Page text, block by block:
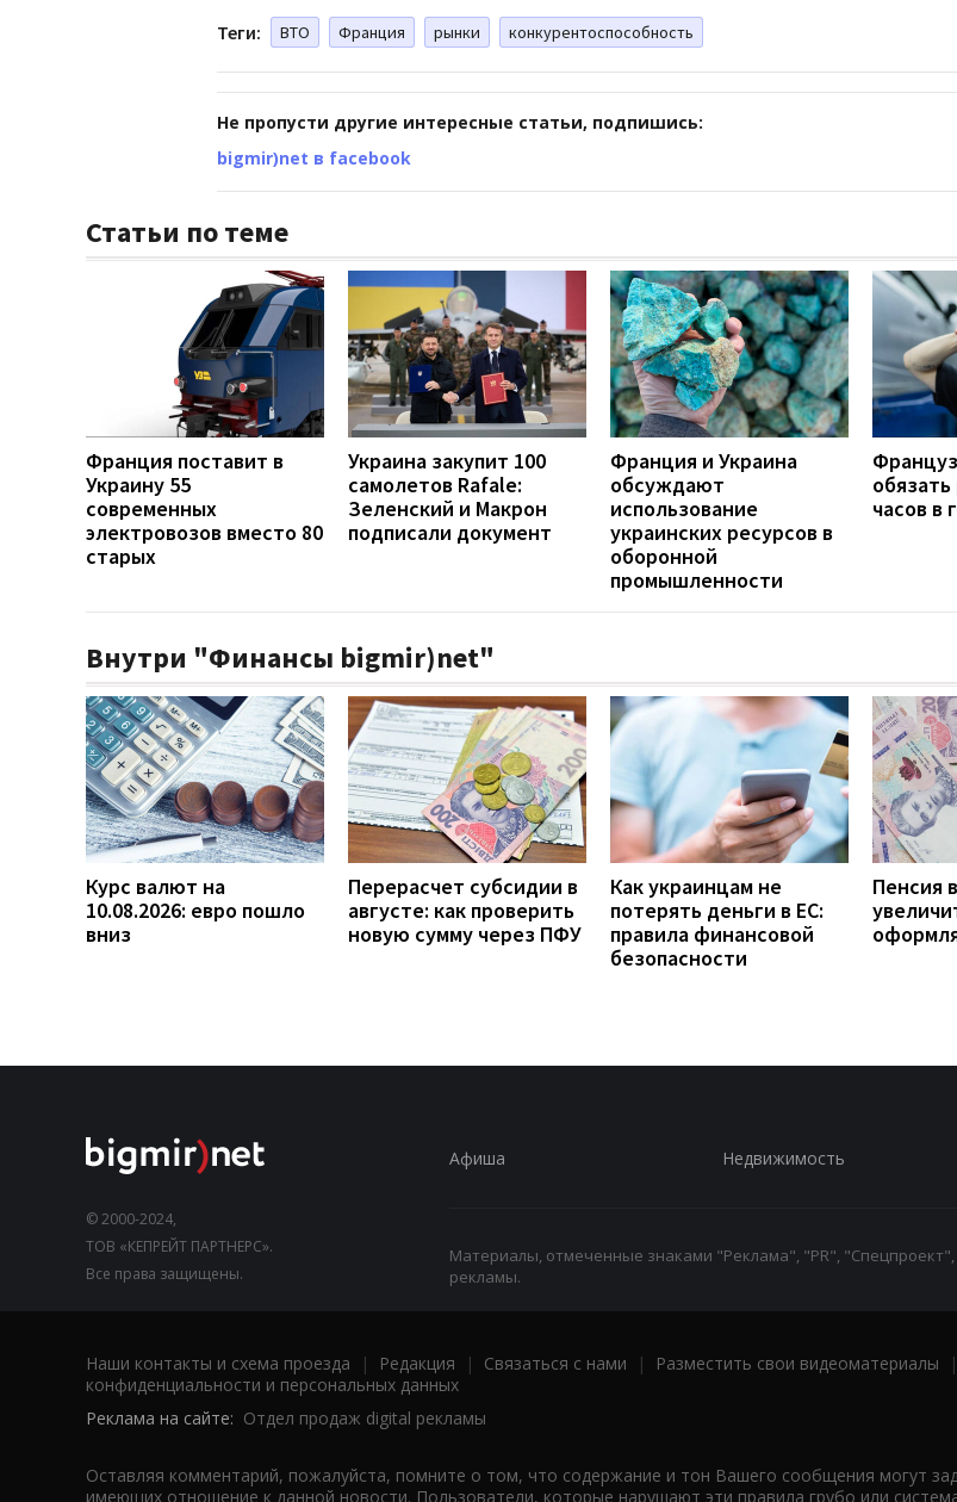
Теги: ВТО Франция рынки конкурентоспособность
Не пропусти другие интересные статьи, подпишись:
bigmir)net в facebook
Статьи по теме
Франция поставит в
Украину 55
современных
электровозов вместо 80
старых
Украина закупит 100
самолетов Rafale:
Зеленский и Макрон
подписали документ
Франция и Украина
обсуждают
использование
украинских ресурсов в
оборонной
промышленности
часов в
Внутри "Финансы bigmir)net"
Курс валют на
10.08.2026: евро пошло
вниз
Перерасчет субсидии в
августе: как проверить
новую сумму через ПФУ
Как украинцам не
потерять деньги в ЕС:
правила финансовой
безопасности
Пенсия
© 2000-2024,
ТОВ «КЕПРЕЙТ ПАРТНЕРС».
Все права защищены.
Афиша Недвижимость
Материалы, отмеченные знаками "Реклама", "PR",
рекламы.
Наши контакты и схема проезда | Редакция | Связаться с нами | Разместить свои видеоматериалы |
конфиденциальности и персональных данных
Реклама на сайте: Отдел продаж digital рекламы
Оставляя комментарий, пожалуйста, помните о том, что содержание и тон Вашего сообщения могут
имеющих отношение к данной новости. Пользователи, которые нарушают эти правила грубо или